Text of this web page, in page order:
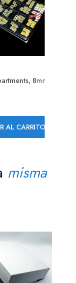
8mm
AL CARRITO
misma